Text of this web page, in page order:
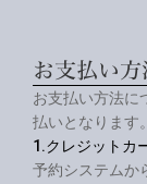
お支払い方
お支払い方法に
払いとなります
1.クレジットカ
予約システムか